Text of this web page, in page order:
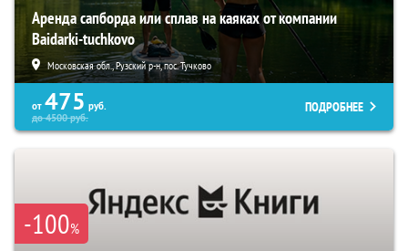
Аренда сапборда или сплав на каяках от компании
Baidarki-tuchkovo
Московская обл., Рузский р-н, пос. Тучково
от 475 руб.
до4500руб.
ПОДРОБНЕЕ
-100%